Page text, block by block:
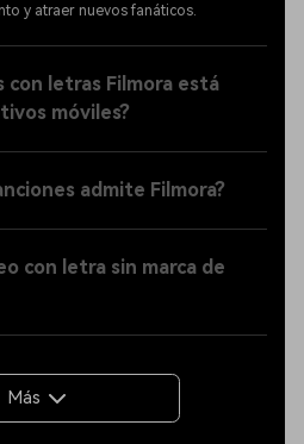
y atraer nuevos fanáticos.
con letras Filmora está
móviles?
admite Filmora?
con letra sin marca de
Más